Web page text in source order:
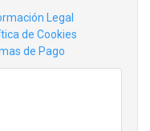
Legal
de Cookies
de Pago